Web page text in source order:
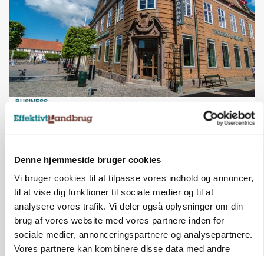
Denne hjemmeside bruger cookies
Vi bruger cookies til at tilpasse vores indhold og annoncer,
til at vise dig funktioner til sociale medier og til at
analysere vores trafik. Vi deler også oplysninger om din
brug af vores website med vores partnere inden for
sociale medier, annonceringspartnere og analysepartnere.
Vores partnere kan kombinere disse data med andre
BUSINESS
Lave grisepriser og nye regler øger landbobanks
forsigtighed
BUSINESS
Grambogård får oksekød på menuen hos
københavnsk restaurantkæde
Annonce